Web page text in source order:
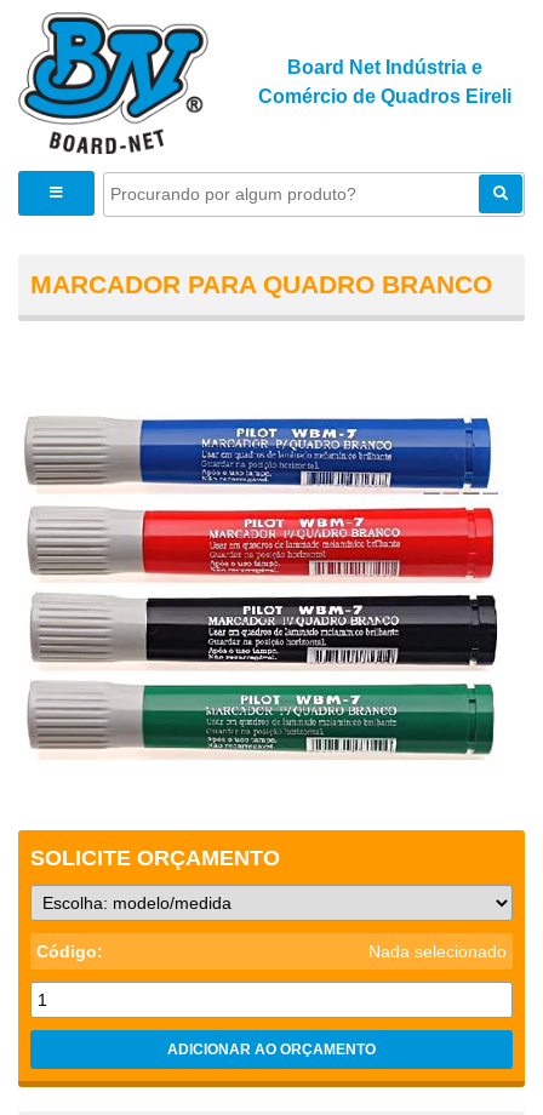
Board Net Indústria e
Comércio de Quadros Eireli
MARCADOR PARA QUADRO BRANCO
SOLICITE ORÇAMENTO
Código: Nada selecionado
ADICIONAR AO ORÇAMENTO